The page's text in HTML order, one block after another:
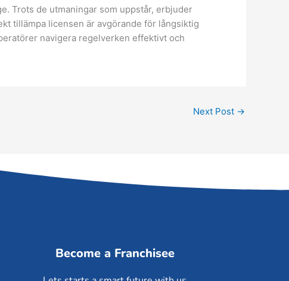
Trots de utmaningar som uppstår, erbjuder
tillämpa licensen är avgörande för långsiktig
navigera regelverken effektivt och
Next Post →
Become a Franchisee